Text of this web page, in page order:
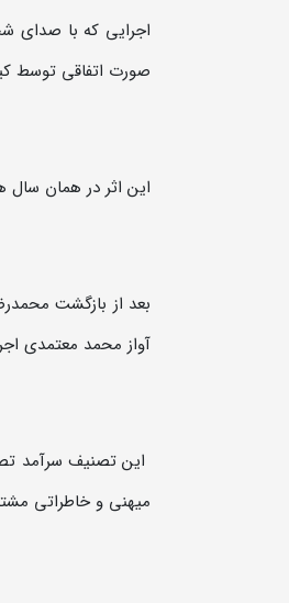
صورت اتفاقی توسط
این اثر در همان
آواز محمد معتمدی
این تصنیف سرآمد
میهنی و خاطراتی